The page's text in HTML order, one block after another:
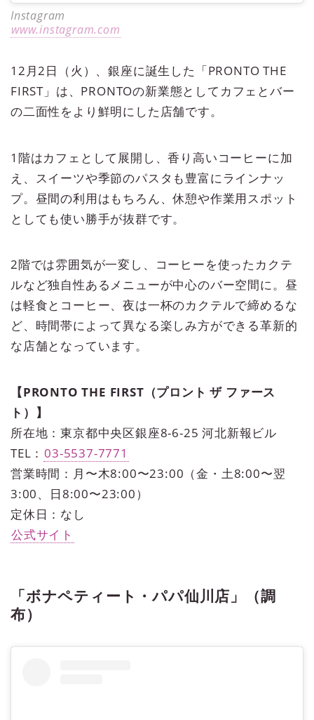
Instagram
www.instagram.com
12月2日（火）、銀座に誕生した「PRONTO THE
FIRST」は、PRONTOの新業態としてカフェとバー
の二面性をより鮮明にした店舗です。
1階はカフェとして展開し、香り高いコーヒーに加
え、スイーツや季節のパスタも豊富にラインナッ
プ。昼間の利用はもちろん、休憩や作業用スポット
としても使い勝手が抜群です。
2階では雰囲気が一変し、コーヒーを使ったカクテ
ルなど独自性あるメニューが中心のバー空間に。昼
は軽食とコーヒー、夜は一杯のカクテルで締めるな
ど、時間帯によって異なる楽しみ方ができる革新的
な店舗となっています。
【PRONTO THE FIRST（プロント ザ ファース
ト）】
所在地：東京都中央区銀座8-6-25 河北新報ビル
TEL： 03-5537-7771
営業時間：月〜木8:00〜23:00（金・土8:00〜翌
3:00、日8:00〜23:00）
定休日：なし
公式サイト
「ボナペティート・パパ仙川店」（調
布）